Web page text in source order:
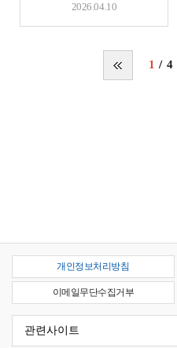
2026.04.10
1 4
개인정보처리방침
이메일무단수집거부